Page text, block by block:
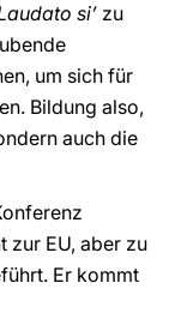
si’ zu
um sich für
Bildung also,
auch die
zur EU, aber zu
Er kommt